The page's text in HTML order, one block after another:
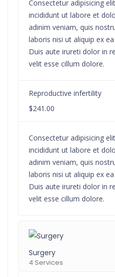
Consectetur adipisicing
incididunt ut labore et
adinim veniam, quis
laboris nisi ut aliquip ex
Duis aute irureti dolor in
velit esse cillum dolore.
Reproductive infertility
$241.00
Consectetur adipisicing
incididunt ut labore et
adinim veniam, quis
laboris nisi ut aliquip ex
Duis aute irureti dolor in
velit esse cillum dolore.
Surgery
4 Services